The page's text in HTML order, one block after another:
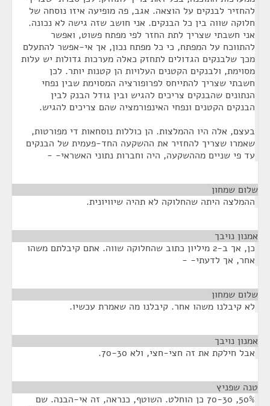
להחזיר לבנקים על הוצאה. אגב, פה מופיעה איזו נוסחה של
חלוקה שווה בין כל הבנקים. אני חושב שזה גישה לא נכונה.
אני חשבתי שצריך לתת החזר לפי מפתח פשוט, ואפשר
להתווכח על המפתח, כי כל מפתח נכון, אך אי-אפשר להתעלם
מכך שלבנקים הגדולים לתחזק כאלה מערכות גדולות יש עלות
מסוימת, ולבנקים הקטנים העלויות הן קטנות יותר. לכן
חשבתי שצריך להתייחס לפרופורציה המסוימת שבין נפחי
הנתונים שהבנקים צריכים להגיש ובין גודל הבנק לבין
הבנקים הקטנים ונפחי האינפורמציה שהם צריכים להגיש.
בעצם, אלה היו ההמלצות. הן כוללות נוסחאות די מפורטות,
שאמרו שצריך להחזיר את ההשקעה החד-פעמית של הבנקים
עד פי שניים מההשקעה, היה וחברות נתוני האשראי- -
שלום שמחון
ההמלצה היתה שהחלוקה לא תהיה שיוויונית.
אמנון נויבך
כן, אך ב-2 מיליון כתוב שהחלוקה שווה. אתם קיבלתם משהו
אחר, אך לדעתי- -
שלום שמחון
לא קיבלנו משהו אחר. קיבלנו מה שאמרת עכשיו.
אמנון נויבך
אבל חילקת את זה חצי-חצי, ולא 70-30.
טנה שפניץ
50%, 70-30 כן הוחלט. השוטף, כנראה, זה אי-הבנה. שם